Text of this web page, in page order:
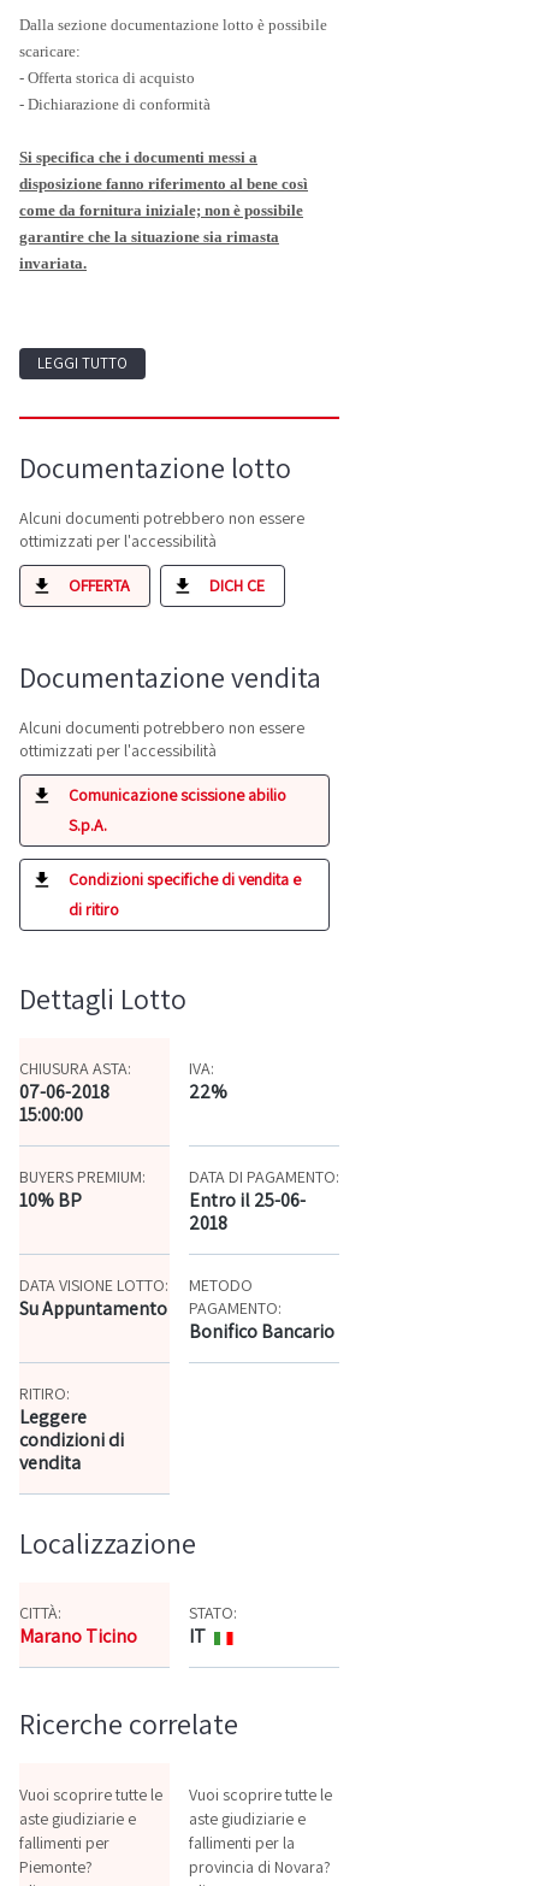
Dalla sezione documentazione lotto è possibile
scaricare:
- Offerta storica di acquisto
- Dichiarazione di conformità
Si specifica che i documenti messi a
disposizione fanno riferimento al bene così
come da fornitura iniziale; non è possibile
garantire che la situazione sia rimasta
invariata.
LEGGI TUTTO
Documentazione lotto
Alcuni documenti potrebbero non essere
ottimizzati per l'accessibilità
OFFERTA DICH CE
Documentazione vendita
Alcuni documenti potrebbero non essere
ottimizzati per l'accessibilità
Comunicazione scissione abilio
S.p.A.
Condizioni specifiche di vendita e
di ritiro
Dettagli Lotto
CHIUSURA ASTA:
07-06-2018
15:00:00
IVA:
22%
BUYERS PREMIUM:
10% BP
DATA DI PAGAMENTO:
Entro il 25-06-
2018
DATA VISIONE LOTTO:
Su Appuntamento
METODO
PAGAMENTO:
Bonifico Bancario
RITIRO:
Leggere
condizioni di
vendita
Localizzazione
CITTÀ:
Marano Ticino Mappa
STATO:
IT
Ricerche correlate
Vuoi scoprire tutte le
aste giudiziarie e
fallimenti per
Piemonte?
Vuoi scoprire tutte le
aste giudiziarie e
fallimenti per la
provincia di Novara?